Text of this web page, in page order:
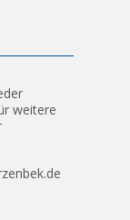
weitere